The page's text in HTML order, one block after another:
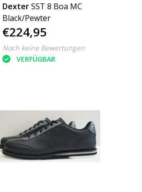
DexterSST 8 Boa MC
Black/Pewter
€224,95
Noch keine Bewertungen
VERFÜGBAR